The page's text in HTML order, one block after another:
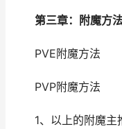
第三章：附魔方
PVE附魔方法
PVP附魔方法
1、以上的附魔主